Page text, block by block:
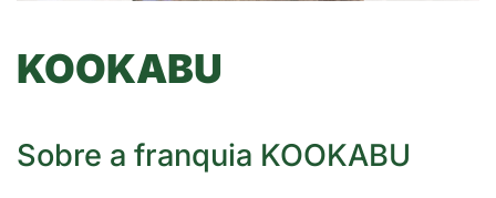
KOOKABU
Sobre a franquia KOOKABU